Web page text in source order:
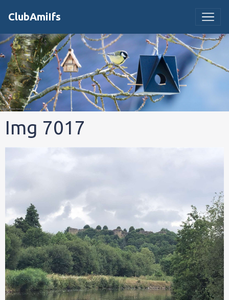
ClubAmiIfs
Img 7017